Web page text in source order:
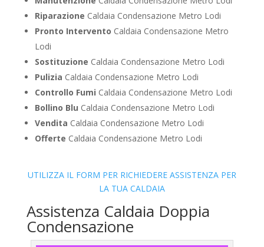
Riparazione Caldaia Condensazione Metro Lodi
Pronto Intervento Caldaia Condensazione Metro
Lodi
Sostituzione Caldaia Condensazione Metro Lodi
Pulizia Caldaia Condensazione Metro Lodi
Controllo Fumi Caldaia Condensazione Metro Lodi
Bollino Blu Caldaia Condensazione Metro Lodi
Vendita Caldaia Condensazione Metro Lodi
Offerte Caldaia Condensazione Metro Lodi
UTILIZZA IL FORM PER RICHIEDERE ASSISTENZA PER
LA TUA CALDAIA
Assistenza Caldaia Doppia
Condensazione